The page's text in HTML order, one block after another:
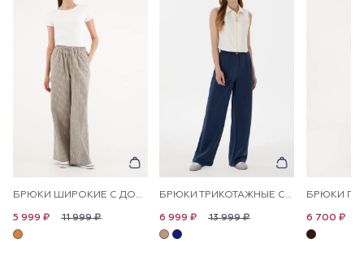
БРЮКИ ШИРОКИЕ С ДОБАВЛЕНИЕМ ЛЬНА НА КУЛИСКЕ
11 999 ₽
5 999 ₽
БРЮКИ ТРИКОТАЖНЫЕ СО СТРЕЛКАМИ
13 999 ₽
6 999 ₽ 6 700 ₽